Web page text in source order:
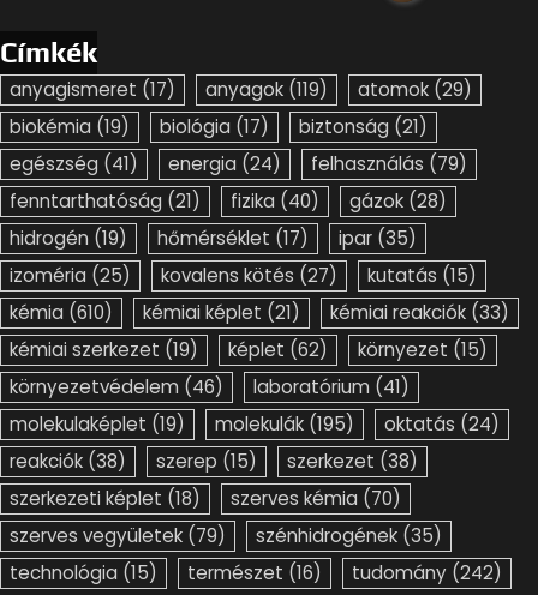
Címkék
anyagismeret (17) anyagok (119) atomok (29)
biokémia (19) biológia (17) biztonság (21)
egészség (41) energia (24) felhasználás (79)
fenntarthatóság (21) fizika (40) gázok (28)
hidrogén (19) hőmérséklet (17) ipar (35)
izoméria (25) kovalens kötés (27) kutatás (15)
kémia (610) kémiai képlet (21) kémiai reakciók (33)
kémiai szerkezet (19) képlet (62) környezet (15)
környezetvédelem (46) laboratórium (41)
molekulaképlet (19) molekulák (195) oktatás (24)
reakciók (38) szerep (15) szerkezet (38)
szerkezeti képlet (18) szerves kémia (70)
szerves vegyületek (79) szénhidrogének (35)
technológia (15) természet (16) tudomány (242)